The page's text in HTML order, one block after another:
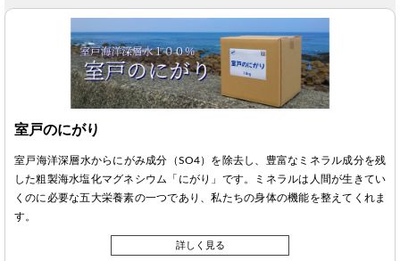
室戸のにがり
室戸海洋深層水からにがみ成分（SO4）を除去し、豊富なミネラル成分を残
した粗製海水塩化マグネシウム「にがり」です。ミネラルは人間が生きてい
くのに必要な五大栄養素の一つであり、私たちの身体の機能を整えてくれま
す。
詳しく見る